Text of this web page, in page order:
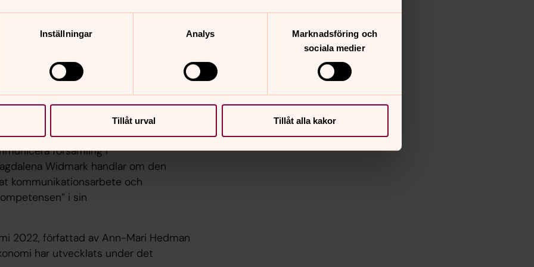
Inställningar Analys
Marknadsföring och
sociala medier
Tillåt urval Tillåt alla kakor
antalet döpta barn och avlidna
utvecklingen av
och Svenska kyrkans roll i samhället,
att belysa orsakerna bakom
Undersökningen bygger på
tidigare medlemmars syn på
församling i
Widmark handlar om den
kommunikationsarbete och
i sin
2022, författad av Ann-Mari Hedman
har utvecklats under det